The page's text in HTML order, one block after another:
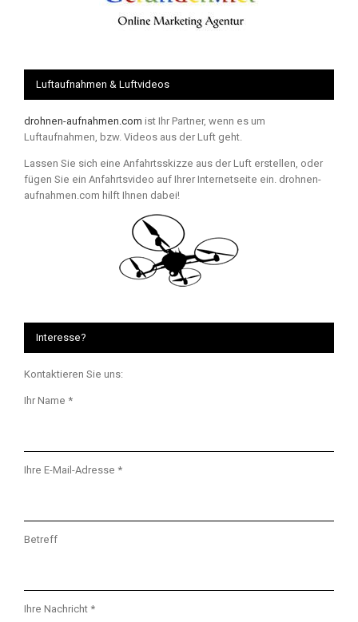
Luftaufnahmen & Luftvideos
drohnen-aufnahmen.com ist Ihr Partner, wenn es um
Luftaufnahmen, bzw. Videos aus der Luft geht.
Lassen Sie sich eine Anfahrtsskizze aus der Luft erstellen, oder
fügen Sie ein Anfahrtsvideo auf Ihrer Internetseite ein. drohnen-
aufnahmen.com hilft Ihnen dabei!
Interesse?
Kontaktieren Sie uns:
Ihr Name *
Ihre E-Mail-Adresse *
Betreff
Ihre Nachricht *